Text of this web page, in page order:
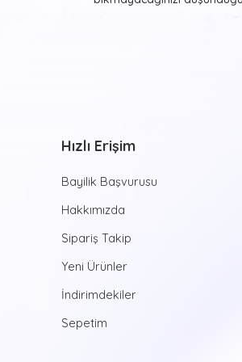
Hayvan desenleri, şehir
yapmaya yeni başlayan
aktiviteye imza atmanızı
zamanlar sizleri bekliyor.
dünyasına ruhunuzu
özel tablolarda bulunan
ortaya çıkan eserlerinizi
yaştan bireye hitap eden
Günümüzde bir hayli
Hızlı Erişim
Bayilik Başvurusu
Hakkımızda
Sipariş Takip
Yeni Ürünler
İndirimdekiler
Sepetim